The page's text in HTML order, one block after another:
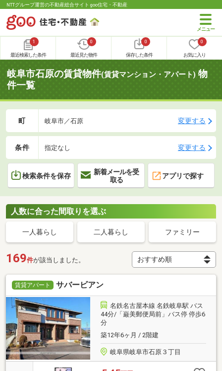
NTTグループ運営の不動産総合サイト goo住宅・不動産
1
最近検索した条件
0
最近見た物件
0
保存した条件
0
お気に入り
岐阜市石原の賃貸物件(賃貸マンション・アパート) 物
件一覧
町 岐阜市／石原 変更する
条件 指定なし 変更する
検索条件を保存
新着メールを受
取る
アプリで探す
人数に合った間取りを選ぶ
一人暮らし 二人暮らし ファミリー
169件が該当しました。
賃貸アパート サバービアン
名鉄名古屋本線 名鉄岐阜駅 バス
44分/「巌美郵便局前」バス停 停歩6
分
築12年6ヶ月 / 2階建
岐阜県岐阜市石原３丁目